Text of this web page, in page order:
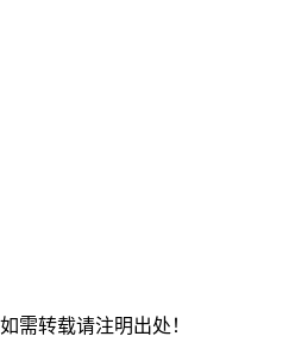
需转载请注明出处！